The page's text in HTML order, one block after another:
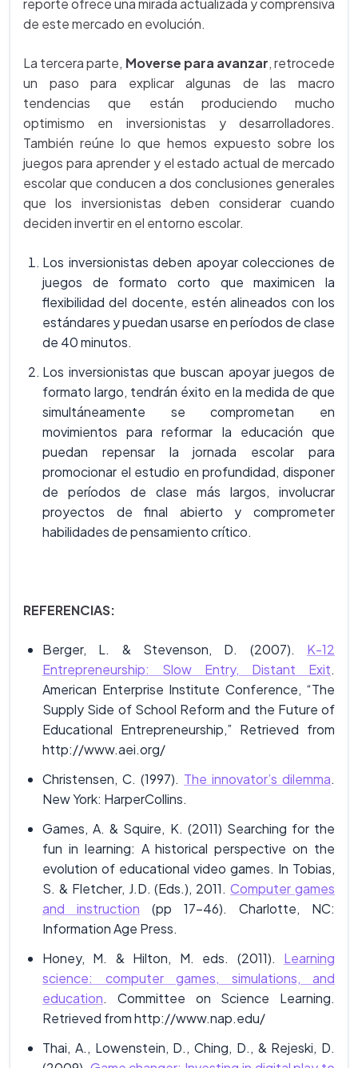
reporte ofrece una mirada actualizada y comprensiva
de este mercado en evolución.
La tercera parte, Moverse para avanzar, retrocede
un paso para explicar algunas de las macro
tendencias que están produciendo mucho
optimismo en inversionistas y desarrolladores.
También reúne lo que hemos expuesto sobre los
juegos para aprender y el estado actual de mercado
escolar que conducen a dos conclusiones generales
que los inversionistas deben considerar cuando
deciden invertir en el entorno escolar.
Los inversionistas deben apoyar colecciones de
juegos de formato corto que maximicen la
flexibilidad del docente, estén alineados con los
estándares y puedan usarse en períodos de clase
de 40 minutos.
Los inversionistas que buscan apoyar juegos de
formato largo, tendrán éxito en la medida de que
simultáneamente se comprometan en
movimientos para reformar la educación que
puedan repensar la jornada escolar para
promocionar el estudio en profundidad, disponer
de períodos de clase más largos, involucrar
proyectos de final abierto y comprometer
habilidades de pensamiento crítico.
REFERENCIAS:
Berger, L. & Stevenson, D. (2007). K-12
Entrepreneurship: Slow Entry, Distant Exit.
American Enterprise Institute Conference, “The
Supply Side of School Reform and the Future of
Educational Entrepreneurship,” Retrieved from
http://www.aei.org/
Christensen, C. (1997). The innovator’s dilemma.
New York: HarperCollins.
Games, A. & Squire, K. (2011) Searching for the
fun in learning: A historical perspective on the
evolution of educational video games. In Tobias,
S. & Fletcher, J.D. (Eds.), 2011.Computer games
and instruction (pp 17-46). Charlotte, NC:
Information Age Press.
Honey, M. & Hilton, M. eds. (2011). Learning
science: computer games, simulations, and
education. Committee on Science Learning.
Retrieved from http://www.nap.edu/
Thai, A., Lowenstein, D., Ching, D., & Rejeski, D.